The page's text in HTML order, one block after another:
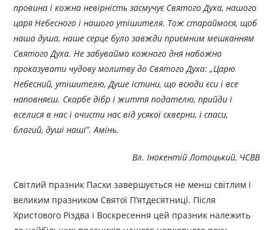
провина і кожна невірність засмучує Святого Духа, нашого
царя Небесного і нашого утішителя. Тож стараймося, щоб
наша душа, наше серце було завжди приємним мешканням
Святого Духа. Не забуваймо кожного дня набожно
проказувати чудову молитву до Святого Духа: „Царю
Небесний, утішителю, Душе істини, що всюди єси і все
наповняєш. Скарбе дібр і життя подателю, прийди і
вселися в нас і очисти нас від усякої скверни, і спаси,
благий, душі наші”. Амінь.
Вл. Інокентій Лотоцький, ЧСВВ
Світлий празник Пасхи завершується не менш світлим і
великим празником Святої П’ятдесятниці. Після
Христового Різдва і Воскресення цей празник належить